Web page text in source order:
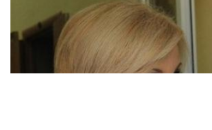
работу
Радаева